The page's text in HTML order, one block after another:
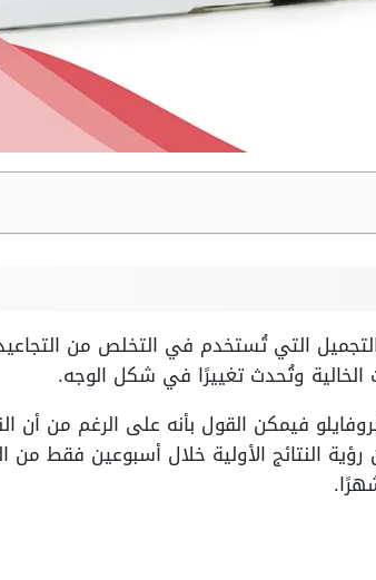
التي تُستخدم في التخلص من
وتُحدث تغييرًا في شكل الوجه.
فيمكن القول بأنه على الرغم من أن
النتائج الأولية خلال أسبوعين فقط من